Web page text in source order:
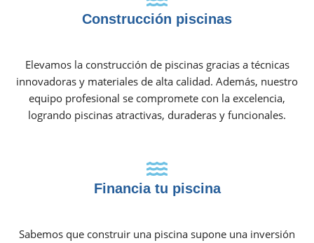
Construcción piscinas
Elevamos la construcción de piscinas gracias a técnicas
innovadoras y materiales de alta calidad. Además, nuestro
equipo profesional se compromete con la excelencia,
logrando piscinas atractivas, duraderas y funcionales.
Financia tu piscina
Sabemos que construir una piscina supone una inversión